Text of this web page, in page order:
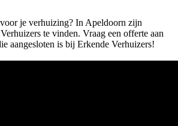
je verhuizing? In Apeldoorn zijn
te vinden. Vraag een offerte aan
aangesloten is bij Erkende Verhuizers!